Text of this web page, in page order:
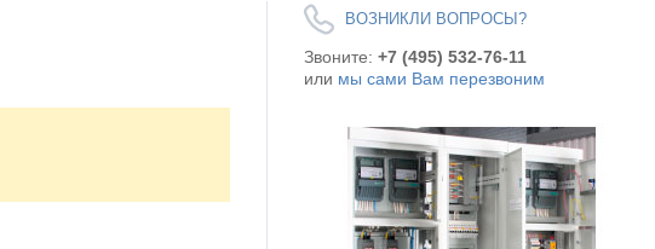
ВОЗНИКЛИ ВОПРОСЫ?
Звоните: +7 (495) 532-76-11
или мы сами Вам перезвоним